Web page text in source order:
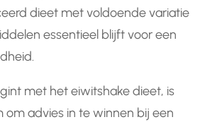
dieet met voldoende variatie
essentieel blijft voor een
met het eiwitshake dieet, is
om advies in te winnen bij een